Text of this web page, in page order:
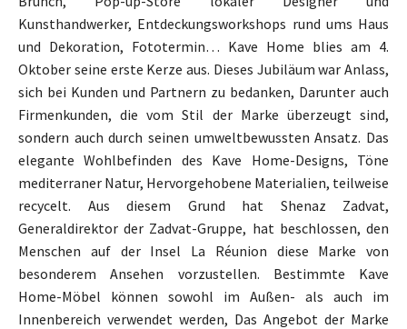
Kunsthandwerker, Entdeckungsworkshops rund ums Haus
und Dekoration, Fototermin… Kave Home blies am 4.
Oktober seine erste Kerze aus. Dieses Jubiläum war Anlass,
sich bei Kunden und Partnern zu bedanken, Darunter auch
Firmenkunden, die vom Stil der Marke überzeugt sind,
sondern auch durch seinen umweltbewussten Ansatz. Das
elegante Wohlbefinden des Kave Home-Designs, Töne
mediterraner Natur, Hervorgehobene Materialien, teilweise
recycelt. Aus diesem Grund hat Shenaz Zadvat,
Generaldirektor der Zadvat-Gruppe, hat beschlossen, den
Menschen auf der Insel La Réunion diese Marke von
besonderem Ansehen vorzustellen. Bestimmte Kave
Home-Möbel können sowohl im Außen- als auch im
Innenbereich verwendet werden, Das Angebot der Marke